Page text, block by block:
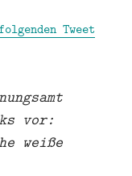
Tweet
vor:
weiße